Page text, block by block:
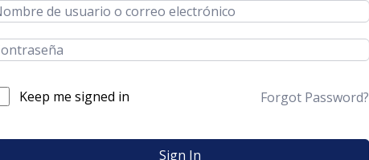
Keep me signed in Forgot Password?
Sign In